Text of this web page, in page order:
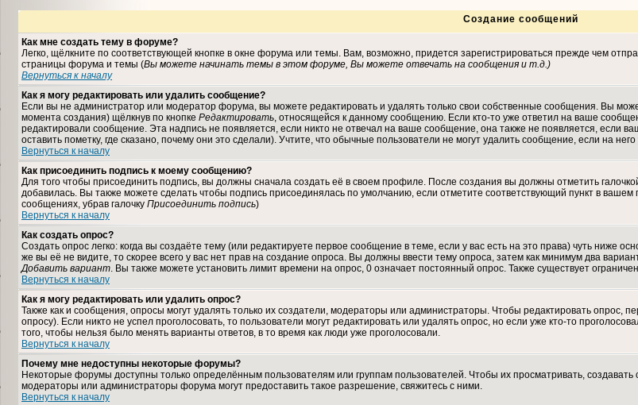
Создание сообщений
Как мне создать тему в форуме?
Легко, щёлкните по соответствующей кнопке в окне форума или темы. Вам, возможно, придется зарегистрироваться прежде чем
страницы форума и темы (Вы можете начинать темы в этом форуме, Вы можете отвечать на сообщения и т.д.)
Вернуться к началу
Как я могу редактировать или удалить сообщение?
Если вы не администратор или модератор форума, вы можете редактировать и удалять только свои собственные сообщения. Вы
момента создания) щёлкнув по кнопке Редактировать, относящейся к данному сообщению. Если кто-то уже ответил на ваше
редактировали сообщение. Эта надпись не появляется, если никто не отвечал на ваше сообщение, она также не появляется, если
оставить пометку, где сказано, почему они это сделали). Учтите, что обычные пользователи не могут удалить сообщение, если на него
Вернуться к началу
Как присоединить подпись к моему сообщению?
Для того чтобы присоединить подпись, вы должны сначала создать её в своем профиле. После создания вы должны отметить
добавилась. Вы также можете сделать чтобы подпись присоединялась по умолчанию, если отметите соответствующий пункт в
сообщениях, убрав галочку Присоединить подпись)
Вернуться к началу
Как создать опрос?
Создать опрос легко: когда вы создаёте тему (или редактируете первое сообщение в теме, если у вас есть на это права) чуть ниже
же вы её не видите, то скорее всего у вас нет прав на создание опроса. Вы должны ввести тему опроса, затем как минимум два
Добавить вариант. Вы также можете установить лимит времени на опрос, 0 означает постоянный опрос. Также существует
Вернуться к началу
Как я могу редактировать или удалить опрос?
Также как и сообщения, опросы могут удалять только их создатели, модераторы или администраторы. Чтобы редактировать опрос,
опросу). Если никто не успел проголосовать, то пользователи могут редактировать или удалять опрос, но если уже кто-то
того, чтобы нельзя было менять варианты ответов, в то время как люди уже проголосовали.
Вернуться к началу
Почему мне недоступны некоторые форумы?
Некоторые форумы доступны только определённым пользователям или группам пользователей. Чтобы их просматривать,
модераторы или администраторы форума могут предоставить такое разрешение, свяжитесь с ними.
Вернуться к началу